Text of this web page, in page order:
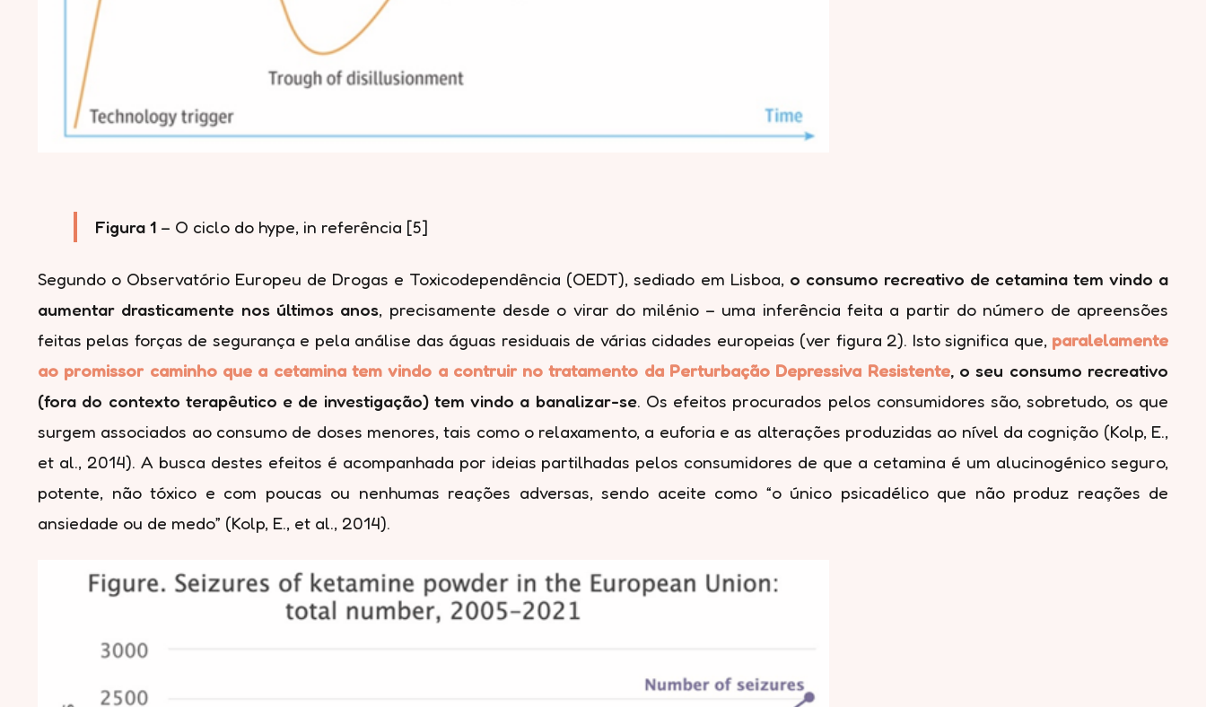
Figura 1 – O ciclo do hype, in referência [5]
Segundo o Observatório Europeu de Drogas e Toxicodependência (OEDT), sediado em Lisboa, o consumo recreativo de cetamina tem vindo a
aumentar drasticamente nos últimos anos, precisamente desde o virar do milénio – uma inferência feita a partir do número de apreensões
feitas pelas forças de segurança e pela análise das águas residuais de várias cidades europeias (ver figura 2). Isto significa que, paralelamente
ao promissor caminho que a cetamina tem vindo a contruir no tratamento da Perturbação Depressiva Resistente, o seu consumo recreativo
(fora do contexto terapêutico e de investigação) tem vindo a banalizar-se. Os efeitos procurados pelos consumidores são, sobretudo, os que
surgem associados ao consumo de doses menores, tais como o relaxamento, a euforia e as alterações produzidas ao nível da cognição (Kolp, E.,
et al., 2014). A busca destes efeitos é acompanhada por ideias partilhadas pelos consumidores de que a cetamina é um alucinogénico seguro,
potente, não tóxico e com poucas ou nenhumas reações adversas, sendo aceite como “o único psicadélico que não produz reações de
ansiedade ou de medo” (Kolp, E., et al., 2014).